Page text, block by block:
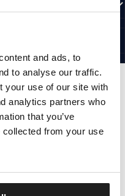
and ads, to
to analyse our traffic.
your use of our site with
analytics partners who
that you’ve
collected from your use
RECHTE VORBEHALTEN.